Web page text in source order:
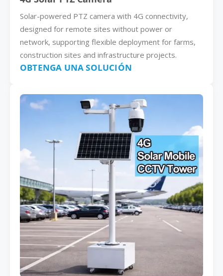
Solar-powered PTZ camera with 4G connectivity,
designed for remote sites without power or
network, supporting flexible deployment for farms,
construction sites and infrastructure projects.
OBTENGA UNA SOLUCIÓN